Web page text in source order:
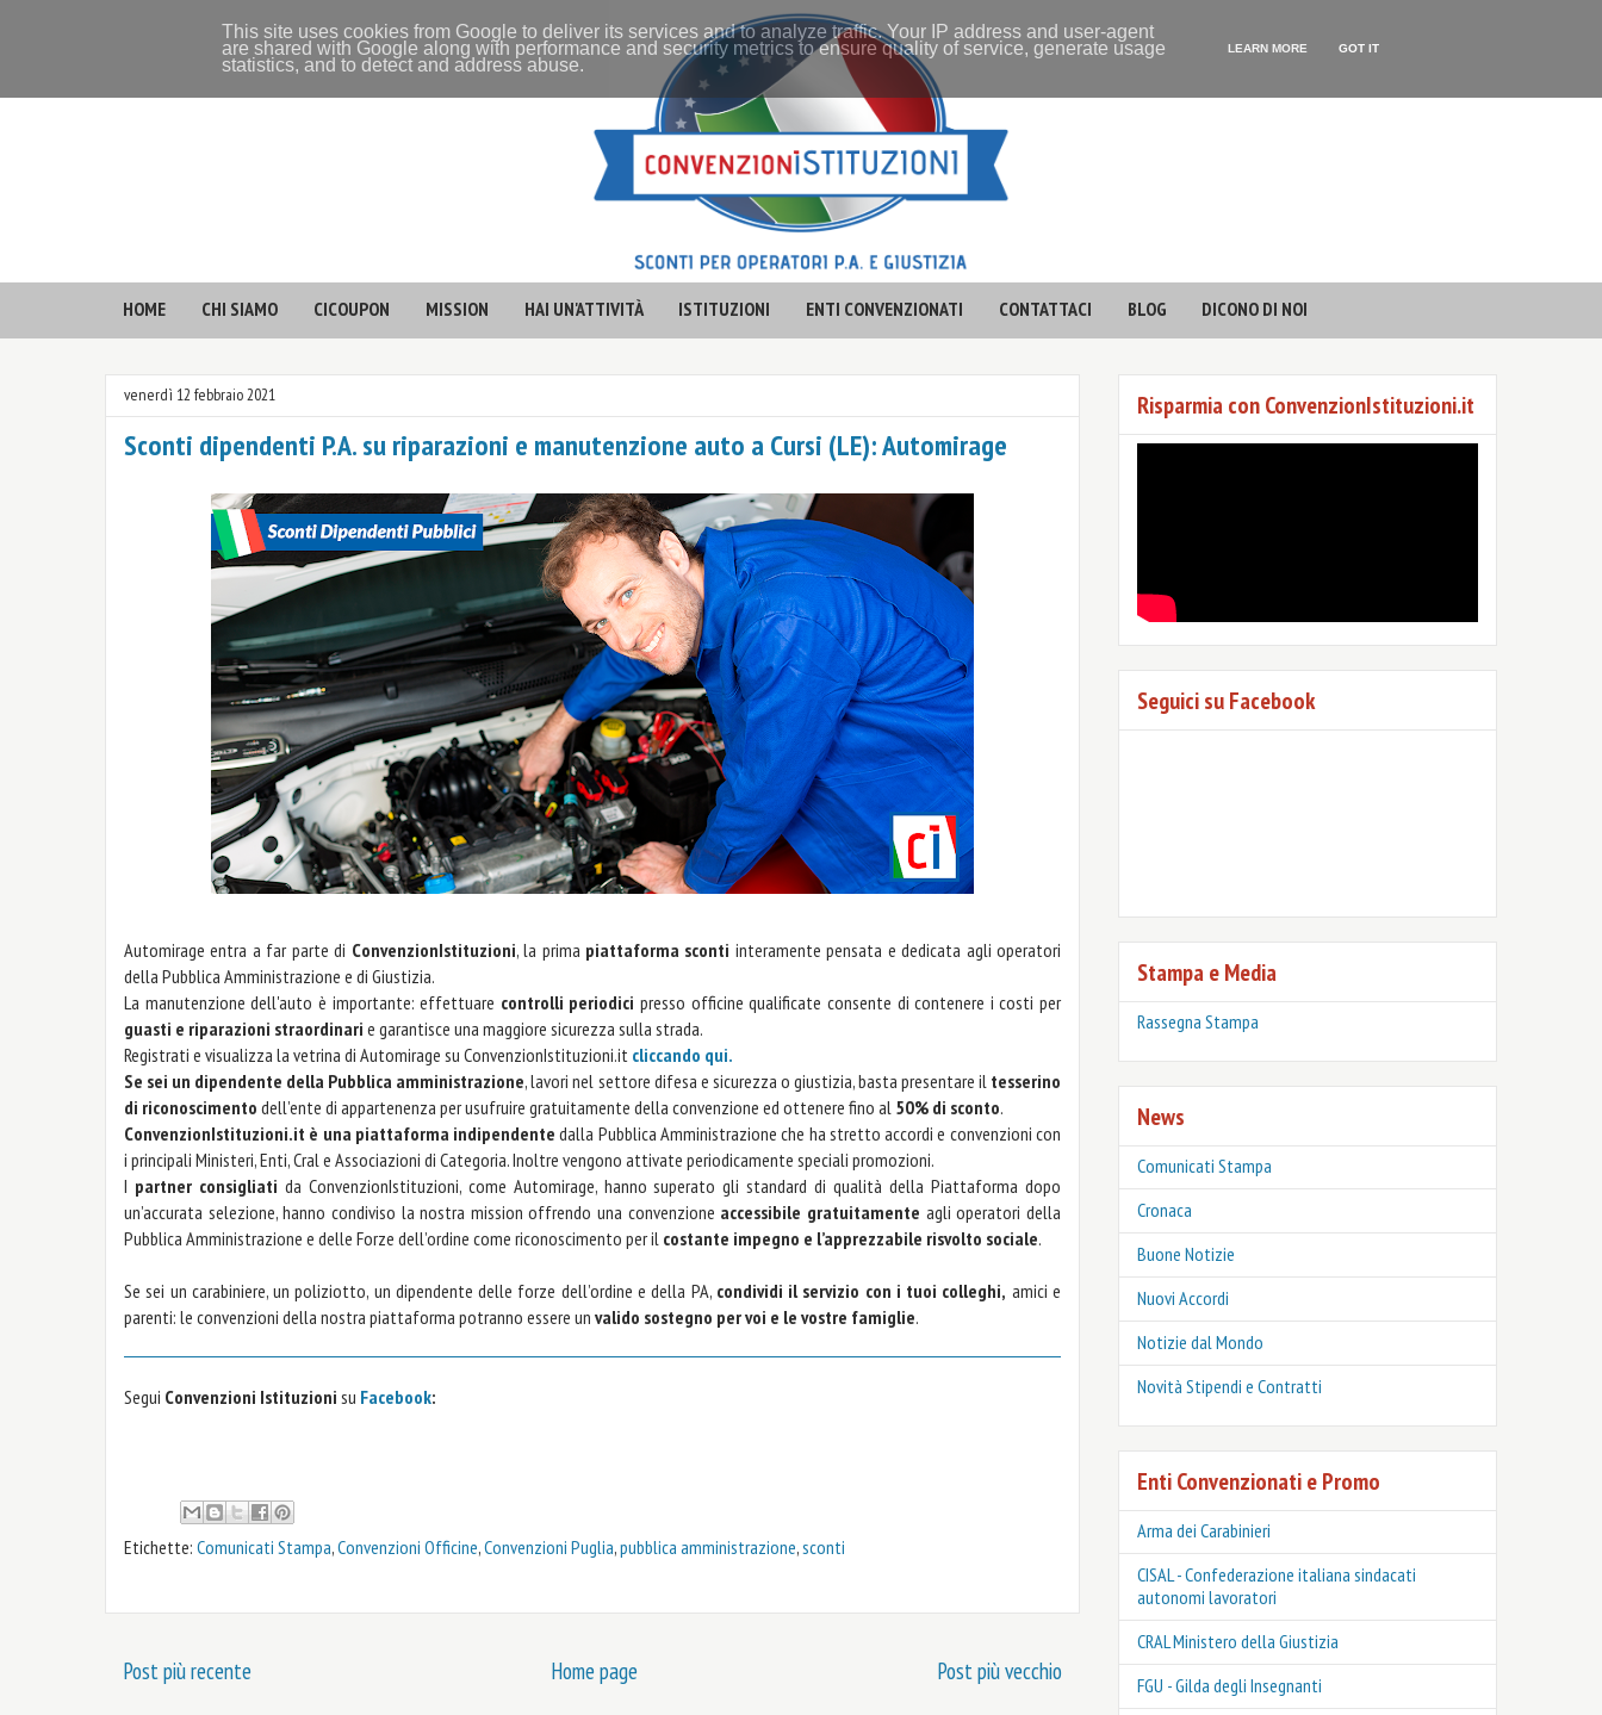
HOME CHI SIAMO CICOUPON MISSION HAI UN'ATTIVITÀ ISTITUZIONI ENTI CONVENZIONATI CONTATTACI BLOG DICONO DI NOI
venerdì 12 febbraio 2021
Sconti dipendenti P.A. su riparazioni e manutenzione auto a Cursi (LE): Automirage
Automirage entra a far parte di ConvenzionIstituzioni, la prima piattaforma sconti interamente pensata e dedicata agli operatori
della Pubblica Amministrazione e di Giustizia.
La manutenzione dell'auto è importante: effettuare controlli periodici presso officine qualificate consente di contenere i costi per
guasti e riparazioni straordinari e garantisce una maggiore sicurezza sulla strada.
Registrati e visualizza la vetrina di Automirage su ConvenzionIstituzioni.it cliccando qui.
Se sei un dipendente della Pubblica amministrazione, lavori nel settore difesa e sicurezza o giustizia, basta presentare il tesserino
di riconoscimento dell’ente di appartenenza per usufruire gratuitamente della convenzione ed ottenere fino al 50% di sconto.
ConvenzionIstituzioni.it è una piattaforma indipendente dalla Pubblica Amministrazione che ha stretto accordi e convenzioni con
i principali Ministeri, Enti, Cral e Associazioni di Categoria. Inoltre vengono attivate periodicamente speciali promozioni.
I partner consigliati da ConvenzionIstituzioni, come Automirage, hanno superato gli standard di qualità della Piattaforma dopo
un’accurata selezione, hanno condiviso la nostra mission offrendo una convenzione accessibile gratuitamente agli operatori della
Pubblica Amministrazione e delle Forze dell’ordine come riconoscimento per il costante impegno e l’apprezzabile risvolto sociale.
Se sei un carabiniere, un poliziotto, un dipendente delle forze dell’ordine e della PA, condividi il servizio con i tuoi colleghi, amici e
parenti: le convenzioni della nostra piattaforma potranno essere un valido sostegno per voi e le vostre famiglie.
Segui Convenzioni Istituzioni su Facebook:
Etichette: Comunicati Stampa,Convenzioni Officine,Convenzioni Puglia,pubblica amministrazione,sconti
Post più recente Post più vecchio
Home page
Risparmia con ConvenzionIstituzioni.it
Seguici su Facebook
Stampa e Media
Rassegna Stampa
News
Comunicati Stampa
Cronaca
Buone Notizie
Nuovi Accordi
Notizie dal Mondo
Novità Stipendi e Contratti
Enti Convenzionati e Promo
Arma dei Carabinieri
CISAL - Confederazione italiana sindacati
autonomi lavoratori
CRAL Ministero della Giustizia
FGU - Gilda degli Insegnanti
This site uses cookies from Google to deliver its services and to analyze traffic. Your IP address and user-agent
are shared with Google along with performance and security metrics to ensure quality of service, generate usage
statistics, and to detect and address abuse.
LEARN MORE GOT IT